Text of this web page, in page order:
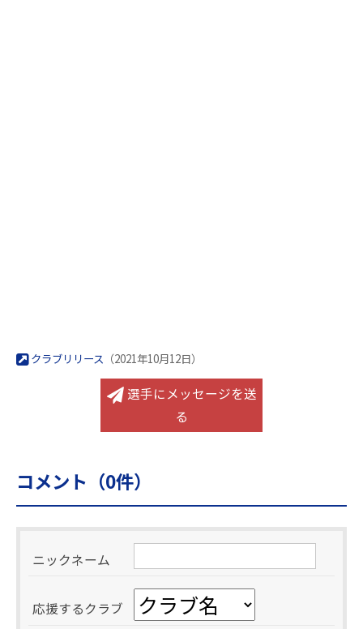
クラブリリース （2021年10月12日）
選手にメッセージを送
る
コメント（0件）
ニックネーム
応援するクラブ